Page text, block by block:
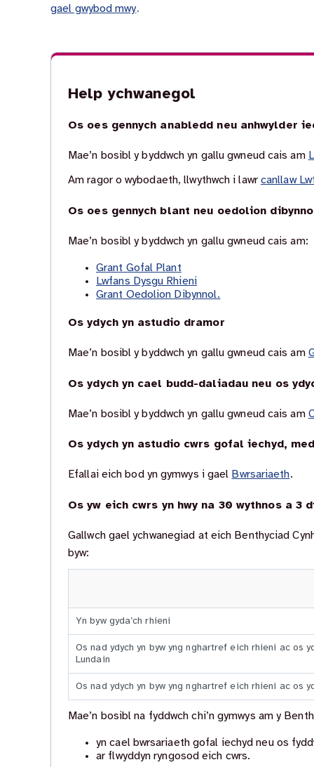
gael gwybod mwy.
Help ychwanegol
Os oes gennych anabledd neu anhwylder
Mae’n bosibl y byddwch yn gallu gwneud cais am
Am ragor o wybodaeth, llwythwch i lawr canllaw
Os oes gennych blant neu oedolion
Mae’n bosibl y byddwch yn gallu gwneud cais am:
Grant Gofal Plant
Lwfans Dysgu Rhieni
Grant Oedolion Dibynnol.
Os ydych yn astudio dramor
Mae’n bosibl y byddwch yn gallu gwneud cais am
Os ydych yn cael budd-daliadau neu os
Mae’n bosibl y byddwch yn gallu gwneud cais am
Os ydych yn astudio cwrs gofal iechyd,
Efallai eich bod yn gymwys i gael Bwrsariaeth.
Os yw eich cwrs yn hwy na 30 wythnos a 3
Gallwch gael ychwanegiad at eich Benthyciad
byw:
Yn byw gyda’ch rhieni
Os nad ydych yn byw yng nghartref eich rhieni ac os
Lundain
Os nad ydych yn byw yng nghartref eich rhieni ac os
Mae’n bosibl na fyddwch chi’n gymwys am y
yn cael bwrsariaeth gofal iechyd neu os
ar flwyddyn ryngosod eich cwrs.